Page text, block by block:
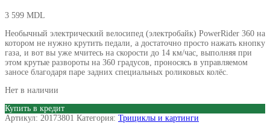
3 599 MDL
Необычный электрический велосипед (электробайк) PowerRider 360 на
котором не нужно крутить педали, а достаточно просто нажать кнопку
газа, и вот вы уже мчитесь на скорости до 14 км/час, выполняя при
этом крутые развороты на 360 градусов, проносясь в управляемом
заносе благодаря паре задних специальных роликовых колёс.
Нет в наличии
Купить в кредит
Артикул: 20173801 Категория: Трициклы и картинги